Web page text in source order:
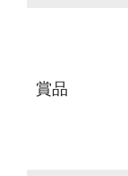
賞品